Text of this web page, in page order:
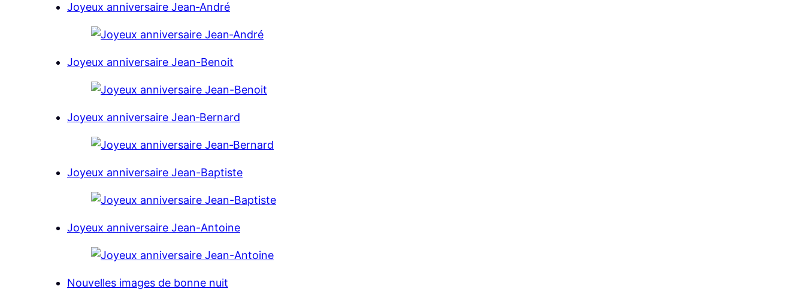
Joyeux anniversaire Jean‑André
Joyeux anniversaire Jean-Вenoit
Joyeux anniversaire Jean‑Bernard
Joyeux anniversaire Jean-Вaptiste
Joyeux anniversaire Jean-Аntoine
Nouvelles images de bonne nuit